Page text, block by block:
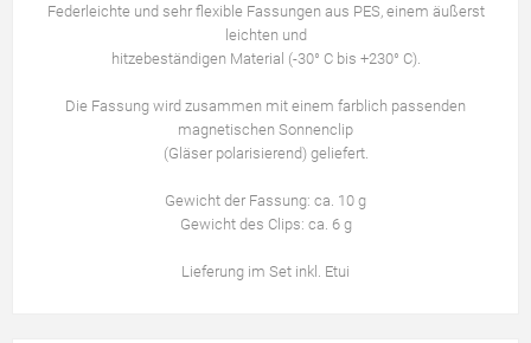
Federleichte und sehr flexible Fassungen aus PES, einem äußerst
leichten und
hitzebeständigen Material (-30° C bis +230° C).
Die Fassung wird zusammen mit einem farblich passenden
magnetischen Sonnenclip
(Gläser polarisierend) geliefert.
Gewicht der Fassung: ca. 10 g
Gewicht des Clips: ca. 6 g
Lieferung im Set inkl. Etui